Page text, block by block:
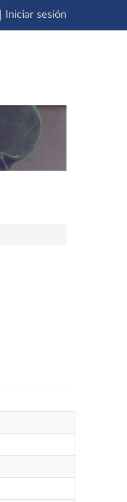
Iniciar sesión